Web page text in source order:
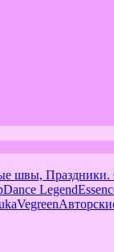
швы,
Dance Legend
Vegreen